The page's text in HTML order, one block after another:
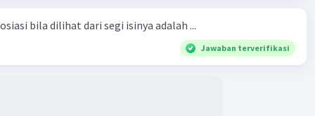
sanak saudara, bahkan juga di masyarakat luas. Karena
maka terjalinlah di antara kita saling tolong-menolong,
bila dilihat dari segi isinya adalah ...
Jawaban terverifikasi